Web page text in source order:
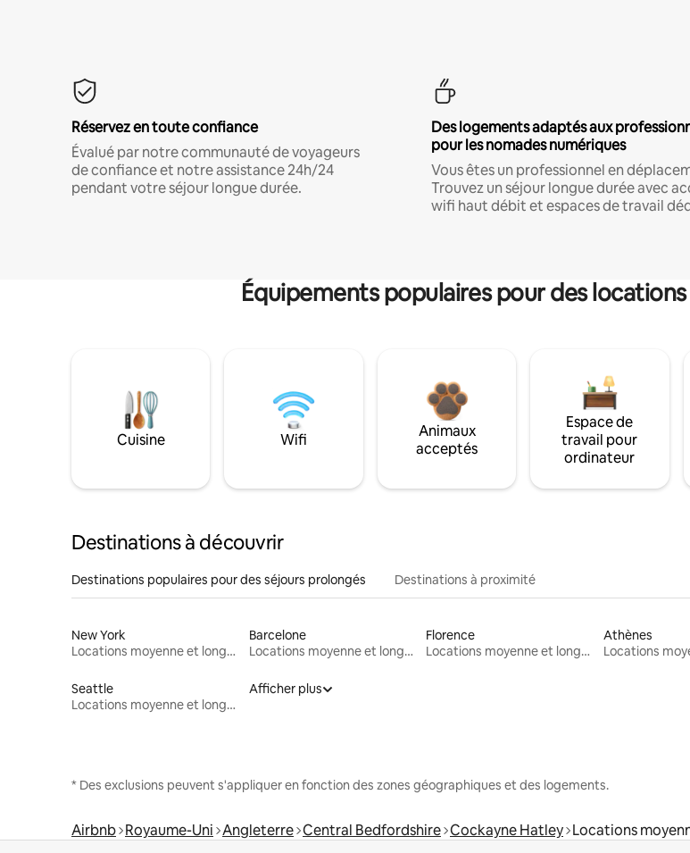
Réservez en toute confiance
Évalué par notre communauté de voyageurs
de confiance et notre assistance 24h/24
pendant votre séjour longue durée.
Des logements adaptés aux
pour les nomades numériques
Vous êtes un professionnel en
Trouvez un séjour longue durée avec
wifi haut débit et espaces de travail
Équipements populaires pour des
Cuisine Wifi
Animaux
acceptés
Espace de
travail pour
ordinateur
Destinations à découvrir
Destinations populaires pour des séjours prolongés Destinations à proximité
New York
Locations moyenne et longue durée
Barcelone
Locations moyenne et longue durée
Florence
Locations moyenne et longue durée
Athènes
Seattle
Locations moyenne et longue durée
Afficher plus
* Des exclusions peuvent s'appliquer en fonction des zones géographiques et des logements.
Airbnb Royaume-Uni Angleterre Central Bedfordshire Cockayne Hatley Locations